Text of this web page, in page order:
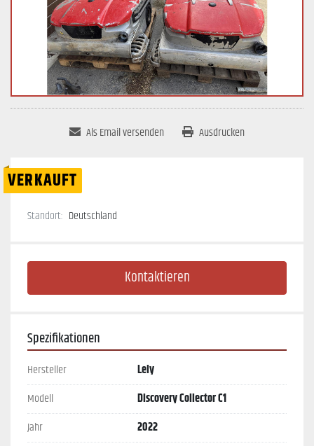
Als Email versenden Ausdrucken
VERKAUFT
Standort: Deutschland
Kontaktieren
Spezifikationen
Hersteller
Lely
Modell
Discovery Collector C1
Jahr
2022